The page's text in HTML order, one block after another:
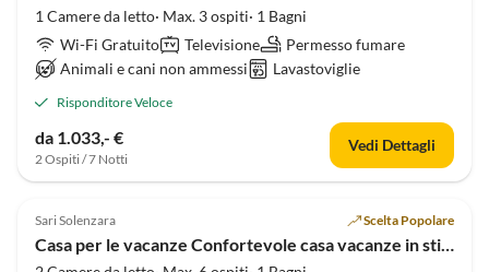
1 Camere da letto· Max. 3 ospiti· 1 Bagni
Wi-Fi Gratuito
Televisione
Permesso fumare
Animali e cani non ammessi
Lavastoviglie
Risponditore Veloce
da 1.033,- €
2 Ospiti / 7 Notti
Vedi Dettagli
Sari Solenzara Scelta Popolare
Casa per le vacanze Confortevole casa vacanze in stile corso